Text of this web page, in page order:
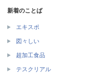
新着のことば
エキスポ
図々しい
超加工食品
テスクリアル